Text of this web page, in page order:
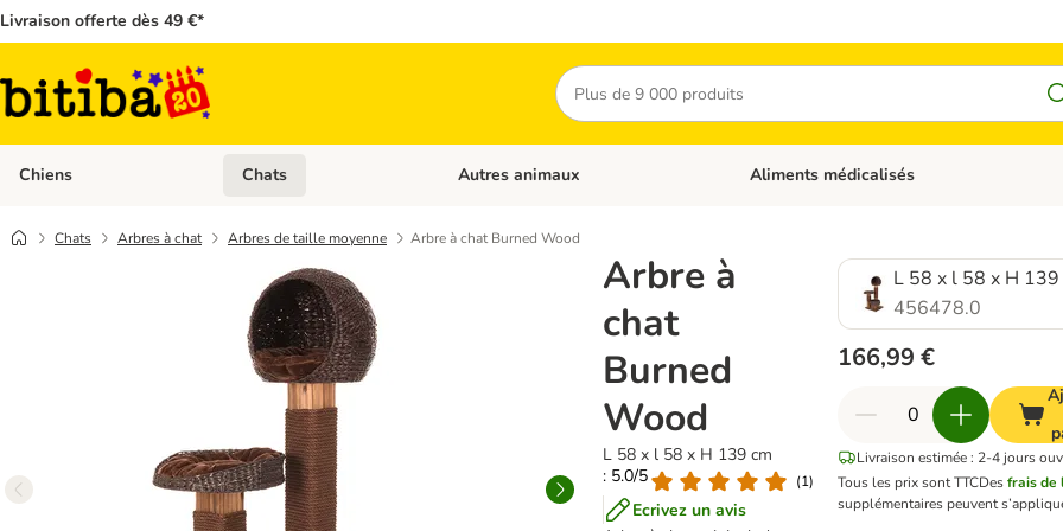
Livraison offerte dès 49 €*
Rechercher
Chiens Dérouler les catégories: Chiens
Chats Dérouler les catégories: Chats
Autres animaux Dérouler les catégories: Autres animaux
Aliments médicalisés
Chats Arbres à chat Arbres de taille moyenne Arbre à chat Burned Wood
Arbre à
chat
Burned
Wood
L 58 x l 58 x H 139 cm
: 5.0/5
(1)
Ecrivez un avis
L 58 x l 58 x H 139
456478.0
166,99 €
Livraison estimée : 2-4 jours
Tous les prix sont TTCDesfrais de
supplémentaires peuvent